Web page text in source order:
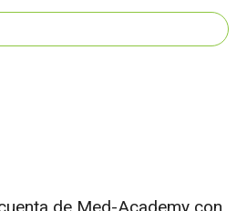
de Med-Academy con